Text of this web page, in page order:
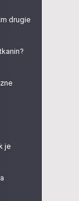
drugie
je